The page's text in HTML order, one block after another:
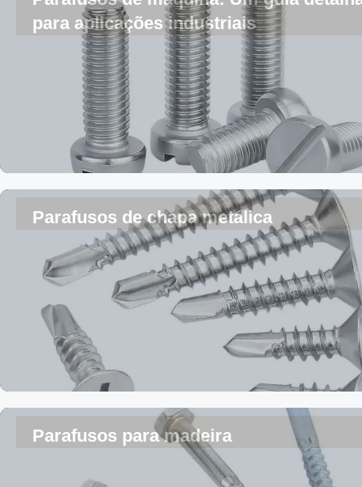
para aplicações industriais
Parafusos de chapa metálica
Parafusos para madeira